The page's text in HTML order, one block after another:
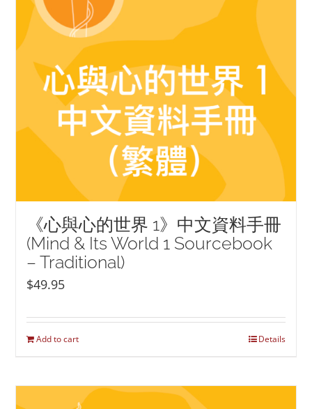
《心與心的世界 1》中文資料手冊
(Mind & Its World 1 Sourcebook
– Traditional)
$49.95
Add to cart Details